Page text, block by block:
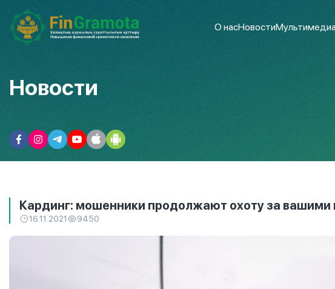
О насНовости
Новости
Кардинг: мошенники продолжают охоту за вашими
16.11.2021 9450